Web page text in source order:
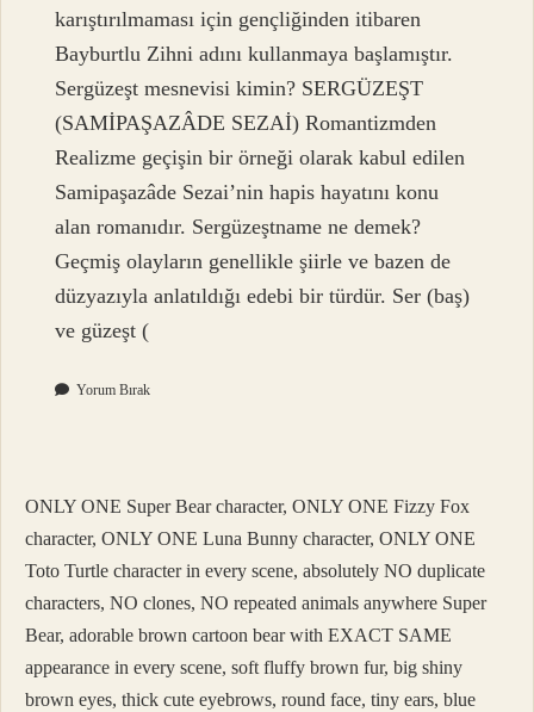
karıştırılmaması için gençliğinden itibaren
Bayburtlu Zihni adını kullanmaya başlamıştır.
Sergüzeşt mesnevisi kimin? SERGÜZEŞT
(SAMİPAŞAZÂDE SEZAİ) Romantizmden
Realizme geçişin bir örneği olarak kabul edilen
Samipaşazâde Sezai’nin hapis hayatını konu
alan romanıdır. Sergüzeştname ne demek?
Geçmiş olayların genellikle şiirle ve bazen de
düzyazıyla anlatıldığı edebi bir türdür. Ser (baş)
ve güzeşt (
Yorum Bırak
ONLY ONE Super Bear character, ONLY ONE Fizzy Fox
character, ONLY ONE Luna Bunny character, ONLY ONE
Toto Turtle character in every scene, absolutely NO duplicate
characters, NO clones, NO repeated animals anywhere Super
Bear, adorable brown cartoon bear with EXACT SAME
appearance in every scene, soft fluffy brown fur, big shiny
brown eyes, thick cute eyebrows, round face, tiny ears, blue